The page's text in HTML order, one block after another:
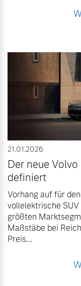
21.01.2026
Der neue
definiert
Vorhang auf für
vollelektrische
größten
Maßstäbe bei
Preis...